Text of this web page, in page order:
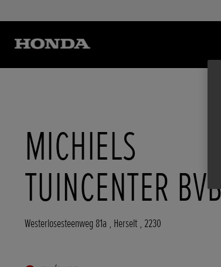
MICHIELS
TUINCENTER
Westerlosesteenweg 81a , Herselt , 2230